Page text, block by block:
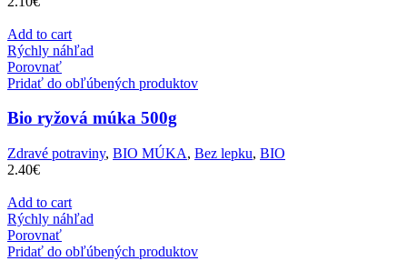
Add to cart
Rýchly náhľad
Porovnať
Pridať do obľúbených produktov
Bio ryžová múka 500g
Zdravé potraviny, BIO MÚKA, Bez lepku, BIO
2.40€
Add to cart
Rýchly náhľad
Porovnať
Pridať do obľúbených produktov